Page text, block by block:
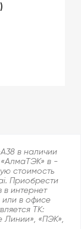
в наличии
в -
стоимость
Приобрести
интернет
или в офисе
ТК:
Линии», «ПЭК»,